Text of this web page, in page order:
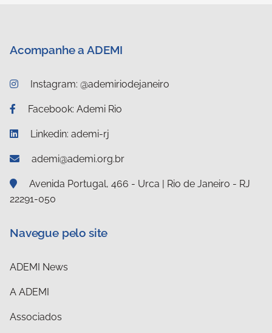
Acompanhe a ADEMI
Instagram: @ademiriodejaneiro
Facebook: Ademi Rio
Linkedin: ademi-rj
ademi@ademi.org.br
Avenida Portugal, 466 - Urca | Rio de Janeiro - RJ
22291-050
Navegue pelo site
ADEMI News
A ADEMI
Associados